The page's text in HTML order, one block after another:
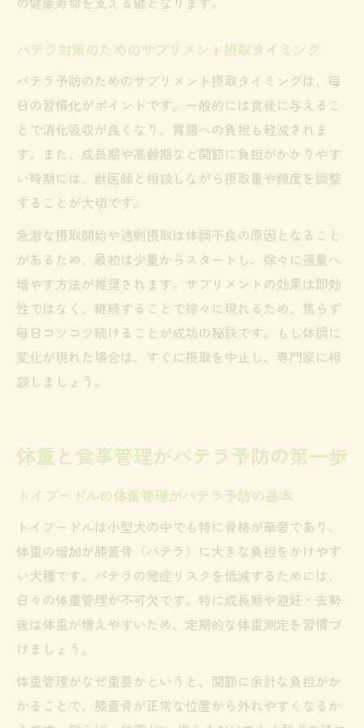
パテラ対策のためのサプリメント摂取タイミング
パテラ予防のためのサプリメント摂取タイミングは、毎
日の習慣化がポイントです。一般的には食後に与えるこ
とで消化吸収が良くなり、胃腸への負担も軽減されま
す。また、成長期や高齢期など関節に負担がかかりやす
い時期には、獣医師と相談しながら摂取量や頻度を調整
することが大切です。
急激な摂取開始や過剰摂取は体調不良の原因となること
があるため、最初は少量からスタートし、徐々に適量へ
増やす方法が推奨されます。サプリメントの効果は即効
性ではなく、継続することで徐々に現れるため、焦らず
毎日コツコツ続けることが成功の秘訣です。もし体調に
変化が現れた場合は、すぐに摂取を中止し、専門家に相
談しましょう。
体重と食事管理がパテラ予防の第一歩
トイプードルの体重管理がパテラ予防の基本
トイプードルは小型犬の中でも特に骨格が華奢であり、
体重の増加が膝蓋骨（パテラ）に大きな負担をかけやす
い犬種です。パテラの発症リスクを低減するためには、
日々の体重管理が不可欠です。特に成長期や避妊・去勢
後は体重が増えやすいため、定期的な体重測定を習慣づ
けましょう。
体重管理がなぜ重要かというと、関節に余計な負担がか
かることで、膝蓋骨が正常な位置から外れやすくなるか